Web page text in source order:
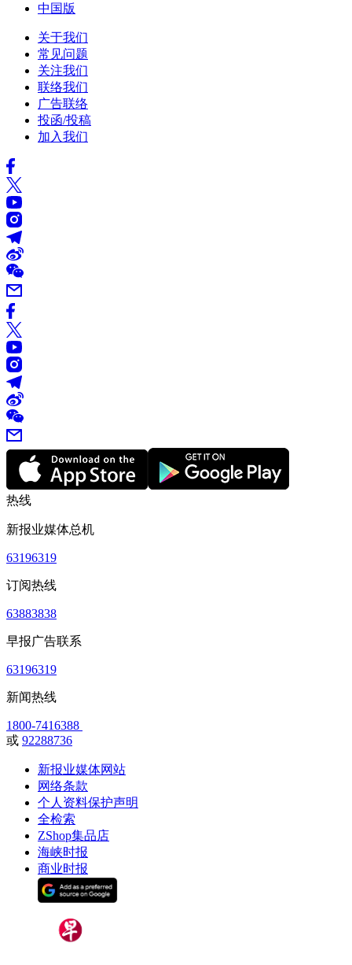
中国版
关于我们
常见问题
关注我们
联络我们
广告联络
投函/投稿
加入我们
热线
新报业媒体总机
63196319
订阅热线
63883838
早报广告联系
63196319
新闻热线
1800-7416388
或 92288736
新报业媒体网站
网络条款
个人资料保护声明
全检索
ZShop集品店
海峡时报
商业时报